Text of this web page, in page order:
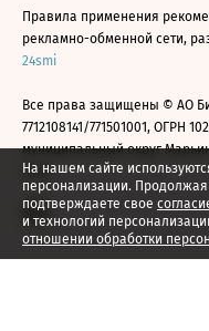
На нашем сайте
персонализации.
подтверждаете свое
и технологий
отношении обработки
Правила применения
рекламно-обменной сети,
24smi
Все права защищены © АО
7712108141/771501001, ОГРН
муниципальный округ
2026